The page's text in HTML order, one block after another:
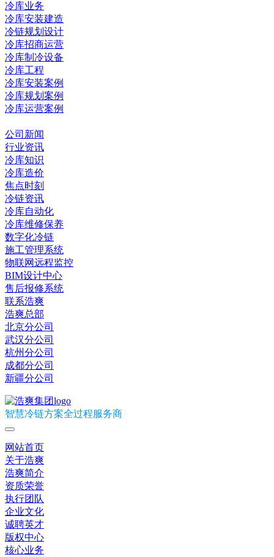
冷库业务
冷库安装建造
冷链规划设计
冷库招商运营
冷库制冷设备
冷库工程
冷库安装案例
冷库规划案例
冷库运营案例
公司新闻
行业资讯
冷库知识
冷库造价
焦点时刻
冷链资讯
冷库自动化
冷库维修保养
数字化冷链
施工管理系统
物联网远程监控
BIM设计中心
售后报修系统
联系浩爽
浩爽总部
北京分公司
武汉分公司
杭州分公司
成都分公司
新疆分公司
智慧冷链方案全过程服务商
网站首页
关于浩爽
浩爽简介
资质荣誉
执行团队
企业文化
诚聘英才
版权中心
核心业务